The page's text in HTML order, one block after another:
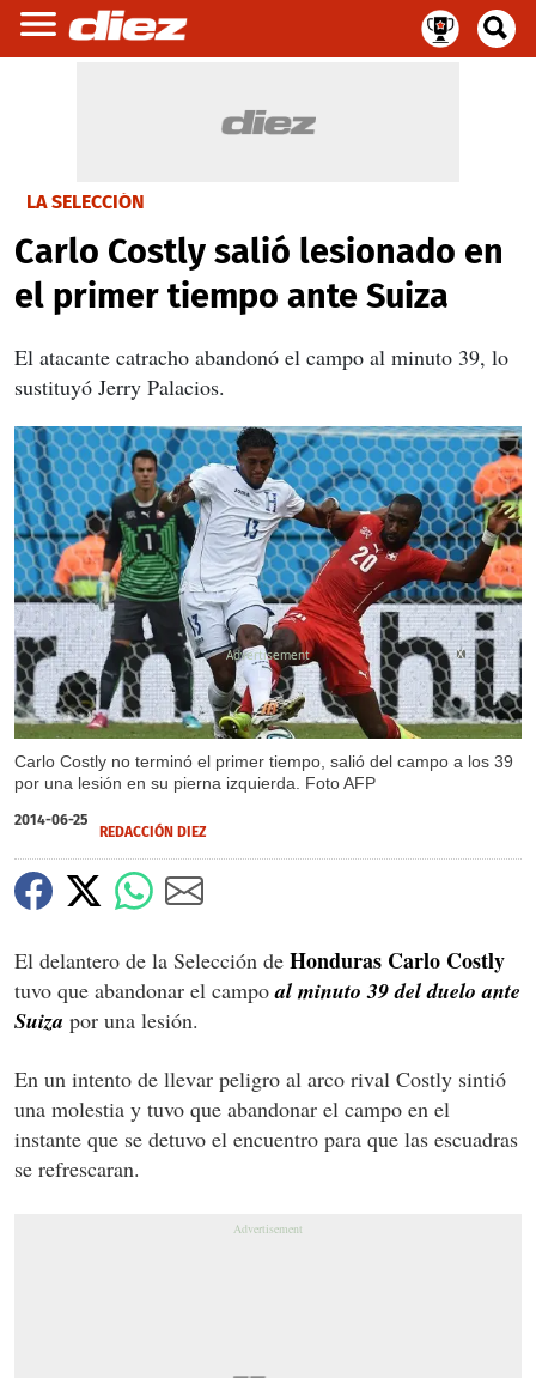
LA SELECCIÓN
Carlo Costly salió lesionado en
el primer tiempo ante Suiza
El atacante catracho abandonó el campo al minuto 39, lo
sustituyó Jerry Palacios.
Carlo Costly no terminó el primer tiempo, salió del campo a los 39
por una lesión en su pierna izquierda. Foto AFP
X
2014-06-25
REDACCIÓN DIEZ
El delantero de la Selección de Honduras Carlo Costly
tuvo que abandonar el campoal minuto 39 del duelo ante
Suiza por una lesión.
En un intento de llevar peligro al arco rival Costly sintió
una molestia y tuvo que abandonar el campo en el
instante que se detuvo el encuentro para que las escuadras
se refrescaran.